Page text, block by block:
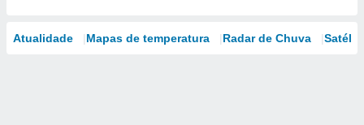
Atualidade Mapas de temperatura Radar de Chuva